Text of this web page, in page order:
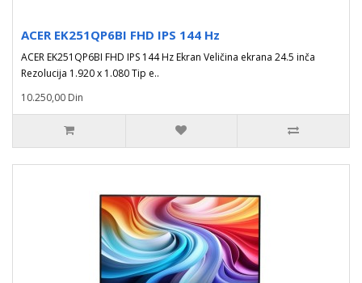
ACER EK251QP6BI FHD IPS 144 Hz
ACER EK251QP6BI FHD IPS 144 Hz Ekran Veličina ekrana 24.5 inča
Rezolucija 1.920 x 1.080 Tip e..
10.250,00 Din